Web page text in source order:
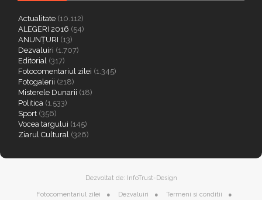
Actualitate (10.112)
ALEGERI 2016 (54)
ANUNȚURI (13)
Dezvaluiri (1.707)
Editorial (317)
Fotocomentariul zilei (1.345)
Fotogalerii (218)
Misterele Dunarii (18)
Politica (1.533)
Sport (356)
Vocea targului (145)
Ziarul Cultural (326)
Dezvoltat de: InfoTrust-Design
Fotocomentariul zilei Dezvaluiri Termeni si conditii